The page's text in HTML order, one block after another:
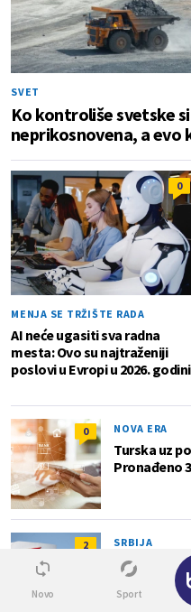
SVET
Ko kontroliše svetske
neprikosnovena, a evo
0
MENJA SE TRŽIŠTE RADA
AI neće ugasiti sva radna
mesta: Ovo su najtraženiji
poslovi u Evropi u 2026. godini
0 NOVA ERA
Turska uz
Pronađeno
2 SRBIJA
Đedović
u boljoj
Novo Sport
✕